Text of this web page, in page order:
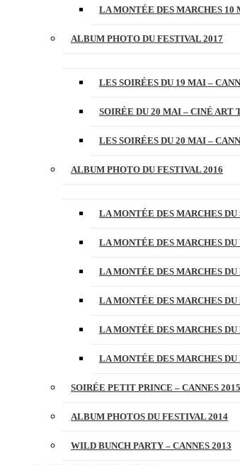
LA MONTÉE DES MARCHES
ALBUM PHOTO DU FESTIVAL 2017
LES SOIRÉES DU 19 MAI –
SOIRÉE DU 20 MAI – CINÉ ART
LES SOIRÉES DU 20 MAI –
ALBUM PHOTO DU FESTIVAL 2016
LA MONTÉE DES MARCHES
LA MONTÉE DES MARCHES
LA MONTÉE DES MARCHES
LA MONTÉE DES MARCHES
LA MONTÉE DES MARCHES
LA MONTÉE DES MARCHES
SOIRÉE PETIT PRINCE – CANNES 2015
ALBUM PHOTOS DU FESTIVAL 2014
WILD BUNCH PARTY – CANNES 2013